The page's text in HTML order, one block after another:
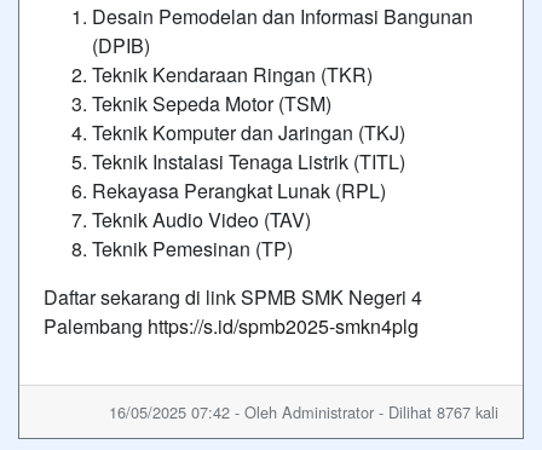
Desain Pemodelan dan Informasi Bangunan
(DPIB)
Teknik Kendaraan Ringan (TKR)
Teknik Sepeda Motor (TSM)
Teknik Komputer dan Jaringan (TKJ)
Teknik Instalasi Tenaga Listrik (TITL)
Rekayasa Perangkat Lunak (RPL)
Teknik Audio Video (TAV)
Teknik Pemesinan (TP)
Daftar sekarang di link SPMB SMK Negeri 4
Palembang https://s.id/spmb2025-smkn4plg
16/05/2025 07:42 - Oleh Administrator - Dilihat 8767 kali